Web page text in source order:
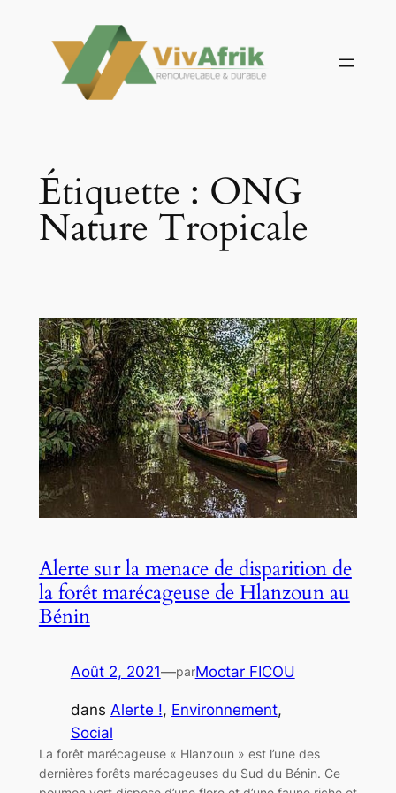
contenu
Étiquette : ONG
Nature Tropicale
Alerte sur la menace de disparition de
la forêt marécageuse de Hlanzoun au
Bénin
Août 2, 2021—parMoctar FICOU
dans Alerte !, Environnement
Social
La forêt marécageuse « Hlanzoun » est l’une des
dernières forêts marécageuses du Sud du Bénin. Ce